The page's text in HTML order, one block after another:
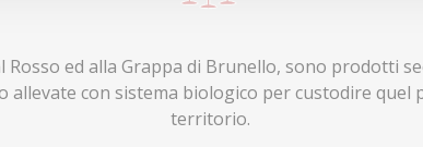
Rosso ed alla Grappa di Brunello, sono prodotti
allevate con sistema biologico per custodire quel
territorio.